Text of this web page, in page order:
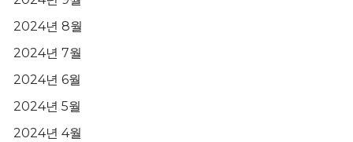
2024년 8월
2024년 7월
2024년 6월
2024년 5월
2024년 4월